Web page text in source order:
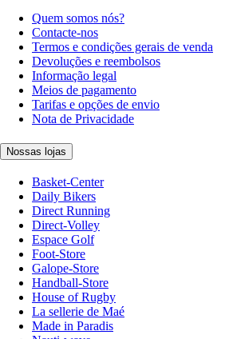
Quem somos nós?
Contacte-nos
Termos e condições gerais de venda
Devoluções e reembolsos
Informação legal
Meios de pagamento
Tarifas e opções de envio
Nota de Privacidade
Nossas lojas
Basket-Center
Daily Bikers
Direct Running
Direct-Volley
Espace Golf
Foot-Store
Galope-Store
Handball-Store
House of Rugby
La sellerie de Maé
Made in Paradis